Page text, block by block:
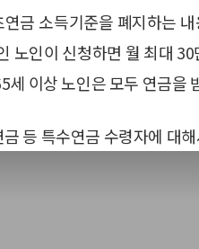
금 소득기준을 폐지하는
노인이 신청하면 월 최대
세 이상 노인은 모두 연금을
등 특수연금 수령자에 대